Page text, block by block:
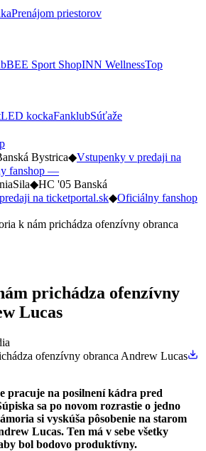
Prenájom priestorov
BEE Sport ShopINN WellnessTop
LED kockaFanklubSúťaže
Bystrica◆Vstupenky v predaji na
fanshop —
◆HC '05 Banská
na ticketportal.sk◆Oficiálny fanshop
k nám prichádza ofenzívny obranca
prichádza ofenzívny
Lucas
pracuje na posilnení kádra pred
sa po novom rozrastie o jedno
si vyskúša pôsobenie na starom
Lucas. Ten má v sebe všetky
bol bodovo produktívny.